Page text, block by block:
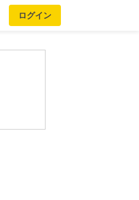
ログイン